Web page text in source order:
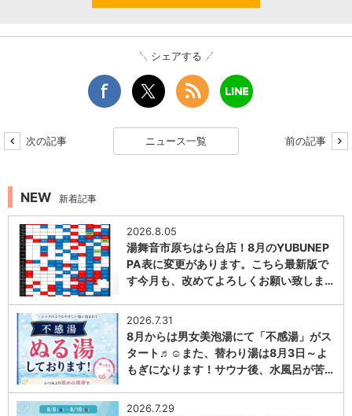
シェアする
次の記事 ニュース一覧 前の記事
NEW 新着記事
1
2026.8.05
湯舞音市原ちはら台店！8月のYUBUNEP
PA表に変更があります。こちら最新版で
す今月も、改めてよろしくお願い致しま…
1
2026.7.31
8月からは男女美泡湯にて「不感湯」がス
タート♬☺また、替わり湯は8月3日～よ
もぎになります！サウナ後、水風呂が苦…
2026.7.29